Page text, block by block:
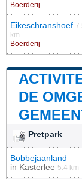
Boerderij
Eikeschranshoef
km
Boerderij
DE
Pretpark
Bobbejaanland
in Kasterlee 5.4 km